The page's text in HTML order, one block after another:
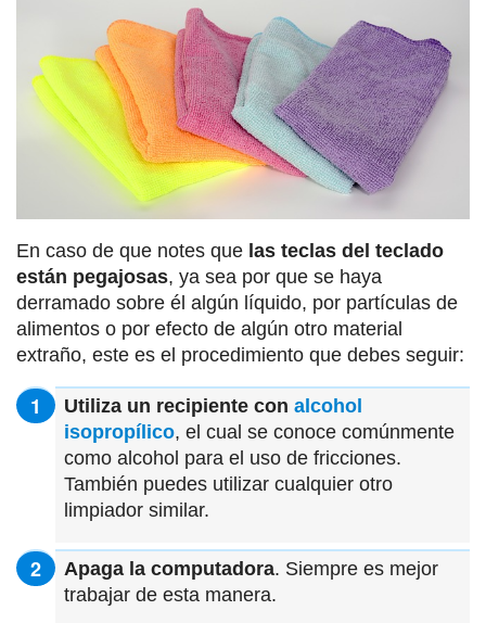
En caso de que notes que las teclas del teclado
están pegajosas, ya sea por que se haya
derramado sobre él algún líquido, por partículas de
alimentos o por efecto de algún otro material
extraño, este es el procedimiento que debes seguir:
Utiliza un recipiente con alcohol
isopropílico, el cual se conoce comúnmente
como alcohol para el uso de fricciones.
También puedes utilizar cualquier otro
limpiador similar.
Apaga la computadora. Siempre es mejor
trabajar de esta manera.